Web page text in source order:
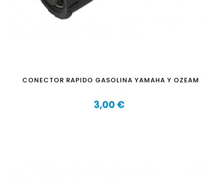
CONECTOR RAPIDO GASOLINA YAMAHA Y OZEAM
Precio
3,00 €